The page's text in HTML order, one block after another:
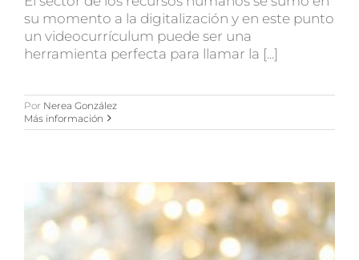
su momento a la digitalización y en este punto
un videocurrículum puede ser una
herramienta perfecta para llamar la [...]
Por Nerea González
Más información